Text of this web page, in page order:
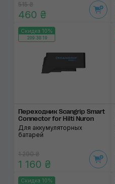
515 ₴
460 ₴
Скидка 10%
209:30:19
Переходник Scangrip Smart
Connector for Hilti Nuron
Для аккумуляторных
батарей
1 290 ₴
1 160 ₴
Скидка 10%